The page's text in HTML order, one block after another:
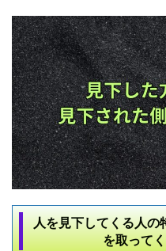
人を見下してくる人の
を取って